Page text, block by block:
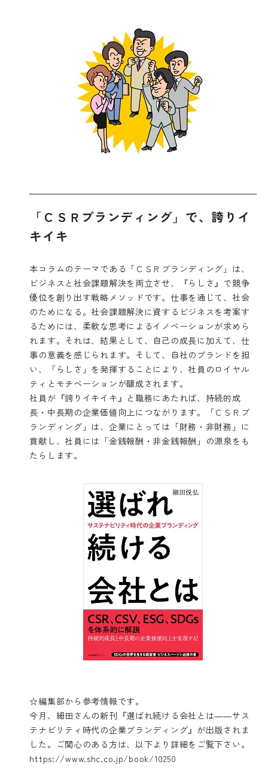
「ＣＳＲブランディング」で、誇りイ
キイキ
本コラムのテーマである「ＣＳＲブランディング」は、
ビジネスと社会課題解決を両立させ、『らしさ』で競争
優位を創り出す戦略メソッドです。仕事を通じて、社会
のためになる。社会課題解決に資するビジネスを考案す
るためには、柔軟な思考によるイノベーションが求めら
れます。それは、結果として、自己の成長に加えて、仕
事の意義を感じられます。そして、自社のブランドを担
い、「らしさ」を発揮することにより、社員のロイヤル
ティとモチベーションが醸成されます。
社員が『誇りイキイキ』と職務にあたれば、持続的成
長・中長期の企業価値向上につながります。「ＣＳＲブ
ランディング」は、企業にとっては「財務・非財務」に
貢献し、社員には「金銭報酬・非金銭報酬」の源泉をも
たらします。
☆編集部から参考情報です。
今月、細田さんの新刊『選ばれ続ける会社とは――サス
テナビリティ時代の企業ブランディング』が出版されま
した。ご関心のある方は、以下より詳細をご覧下さい。
https://www.shc.co.jp/book/10250